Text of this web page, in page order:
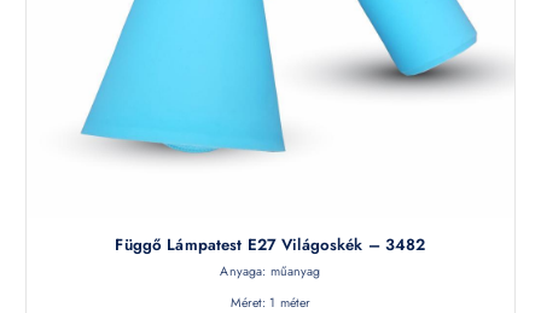
Függő Lámpatest E27 Világoskék – 3482
Anyaga: műanyag
Méret: 1 méter